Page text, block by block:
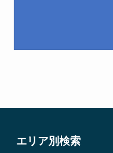
エリア別検索